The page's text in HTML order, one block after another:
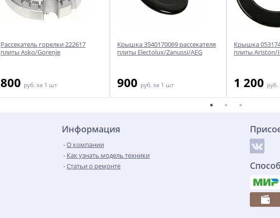
Рассекатель горелки 222617
плиты Asko/Gorenje
800 руб. за 1 шт
Крышка 3540170069 рассекателя
плиты Electolux/Zanussi/AEG
900 руб. за 1 шт
Крышка
плиты Ariston/
1 200 руб.
Информация
О компании
Как узнать модель техники
Статьи о ремонте